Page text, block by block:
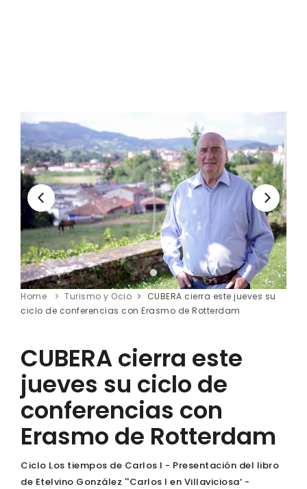
Home Turismo y Ocio
CUBERA cierra este jueves su
ciclo de conferencias con Erasmo de Rotterdam
CUBERA cierra este
jueves su ciclo de
conferencias con
Erasmo de Rotterdam
Ciclo Los tiempos de Carlos I - Presentación del libro
de Etelvino González ''Carlos I en Villaviciosa’ -